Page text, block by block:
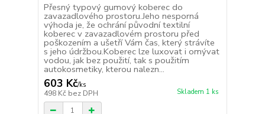
Přesný typový gumový koberec do
zavazadlového prostoru.Jeho nesporná
výhoda je, že ochrání původní textilní
koberec v zavazadlovém prostoru před
poškozením a ušetří Vám čas, který strávíte
s jeho údržbou.Koberec lze luxovat i omývat
vodou, jak bez použití, tak s použitím
autokosmetiky, kterou nalezn...
603 Kč/ks
498 Kč bez DPH Skladem 1 ks